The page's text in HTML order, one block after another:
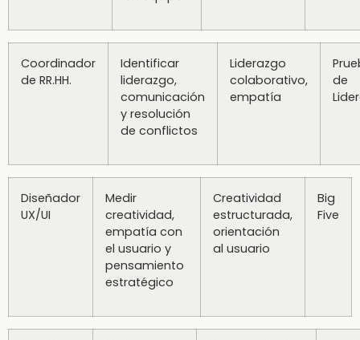
Coordinador
de RR.HH.
Identificar
liderazgo,
comunicación
y resolución
de conflictos
Liderazgo
colaborativo,
empatía
de
Diseñador
UX/UI
Medir
creatividad,
empatía con
el usuario y
pensamiento
estratégico
Creatividad
estructurada,
orientación
al usuario
Big
Five